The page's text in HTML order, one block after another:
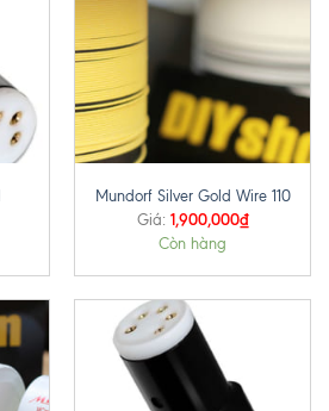
Mundorf Silver Gold Wire 110
Giá: 1,900,000₫
Còn hàng